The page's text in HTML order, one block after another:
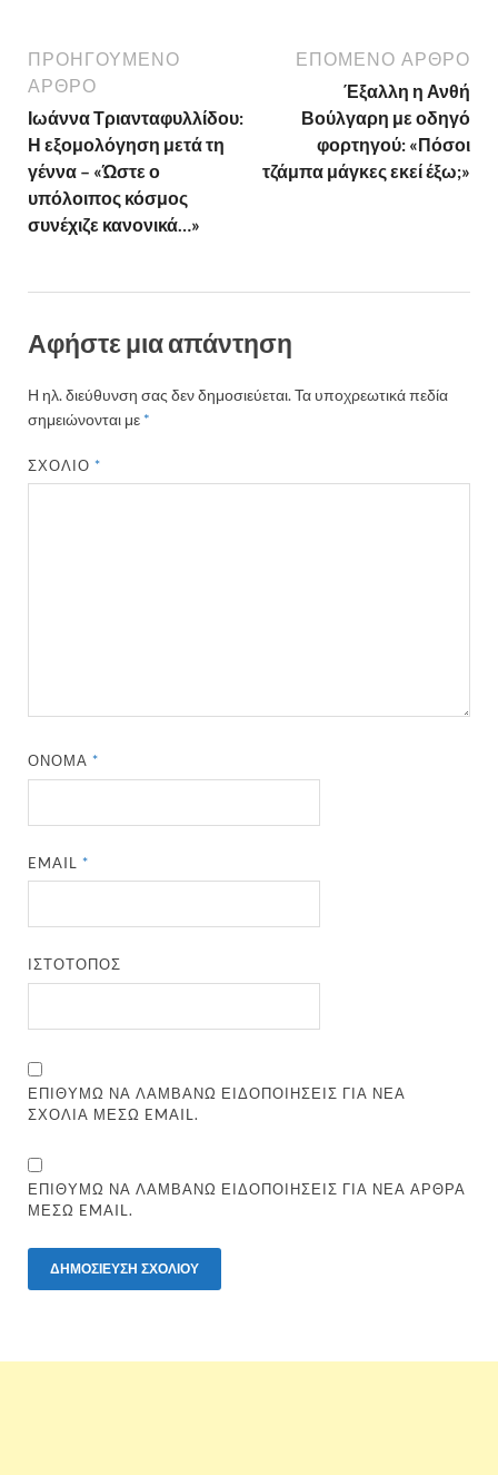
ΠΡΟΗΓΟΎΜΕΝΟ
ΆΡΘΡΟ
Ιωάννα Τριανταφυλλίδου:
Η εξομολόγηση μετά τη
γέννα – «Ώστε ο
υπόλοιπος κόσμος
συνέχιζε κανονικά…»
ΕΠΌΜΕΝΟ ΆΡΘΡΟ
Έξαλλη η Ανθή
Βούλγαρη με οδηγό
φορτηγού: «Πόσοι
τζάμπα μάγκες εκεί έξω;»
Αφήστε μια απάντηση
Η ηλ. διεύθυνση σας δεν δημοσιεύεται.Τα υποχρεωτικά πεδία
σημειώνονται με *
ΣΧΌΛΙΟ*
ΌΝΟΜΑ*
EMAIL*
ΙΣΤΌΤΟΠΟΣ
ΕΠΙΘΥΜΏ ΝΑ ΛΑΜΒΆΝΩ ΕΙΔΟΠΟΙΉΣΕΙΣ ΓΙΑ ΝΈΑ
ΣΧΌΛΙΑ ΜΈΣΩ EMAIL.
ΕΠΙΘΥΜΏ ΝΑ ΛΑΜΒΆΝΩ ΕΙΔΟΠΟΙΉΣΕΙΣ ΓΙΑ ΝΈΑ ΆΡΘΡΑ
ΜΈΣΩ EMAIL.